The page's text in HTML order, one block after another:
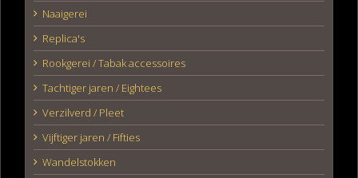
Naaigerei
Replica's
Rookgerei / Tabak accessoires
Tachtiger jaren / Eightees
Verzilverd / Pleet
Vijftiger jaren / Fifties
Wandelstokken